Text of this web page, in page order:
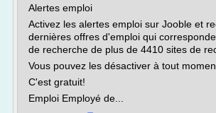
Alertes emploi
Activez les alertes emploi sur Jooble et
dernières offres d'emploi qui
de recherche de plus de 4410 sites de
Vous pouvez les désactiver à tout
C'est gratuit!
Emploi Employé de...